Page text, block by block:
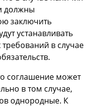
должны
заключить
устанавливать
в случае
соглашение может
в том случае,
однородные. К